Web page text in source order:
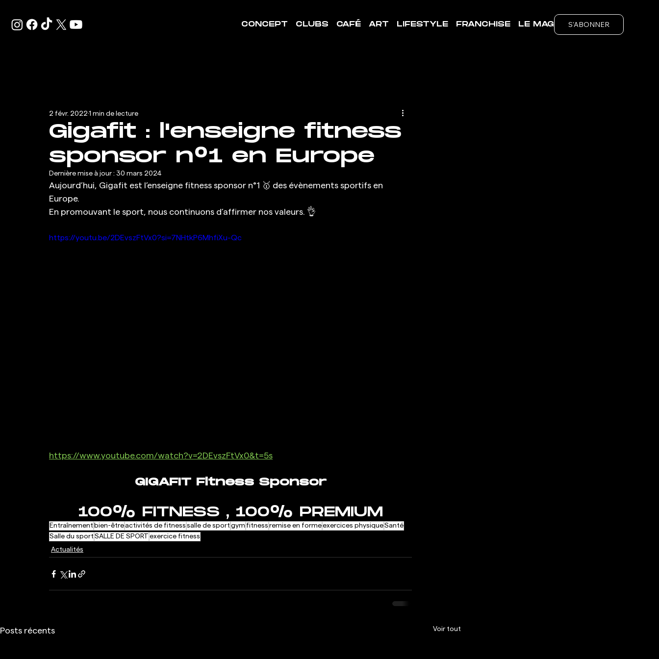
CONCEPT CLUBS CAFÉ ART LIFESTYLE FRANCHISE LE MAG S'ABONNER
Gigafit : l'enseigne fitness
sponsor n°1 en Europe
2 févr. 2022 1 min de lecture
Dernière mise à jour : 30 mars 2024
Aujourd’hui, Gigafit est l’enseigne fitness sponsor n°1 🥇 des évènements sportifs en
Europe.
En promouvant le sport, nous continuons d’affirmer nos valeurs. 👌
https://youtu.be/2DEvszFtVx0?si=7NHtkP6MhfiXu-Qc
https://www.youtube.com/watch?v=2DEvszFtVx0&t=5s
GIGAFIT Fitness Sponsor
100% FITNESS , 100% PREMIUM
Entraînement bien-êtreactivités de fitness salle de sport gym fitness remise en formeexercices physiqueSanté
Salle du sport SALLE DE SPORT
exercice fitness
Actualités
Posts récents Voir tout